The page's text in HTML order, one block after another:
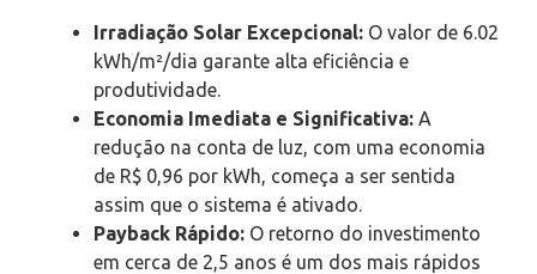
Irradiação Solar Excepcional: O valor de 6.02
kWh/m²/dia garante alta eficiência e
produtividade.
Economia Imediata e Significativa: A
redução na conta de luz, com uma economia
de R$ 0,96 por kWh, começa a ser sentida
assim que o sistema é ativado.
Payback Rápido: O retorno do investimento
em cerca de 2,5 anos é um dos mais rápidos